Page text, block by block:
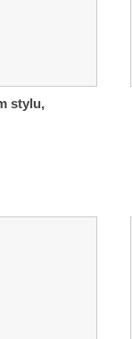
stylu,